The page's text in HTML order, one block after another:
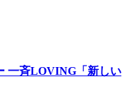
一斉LOVING「新しい